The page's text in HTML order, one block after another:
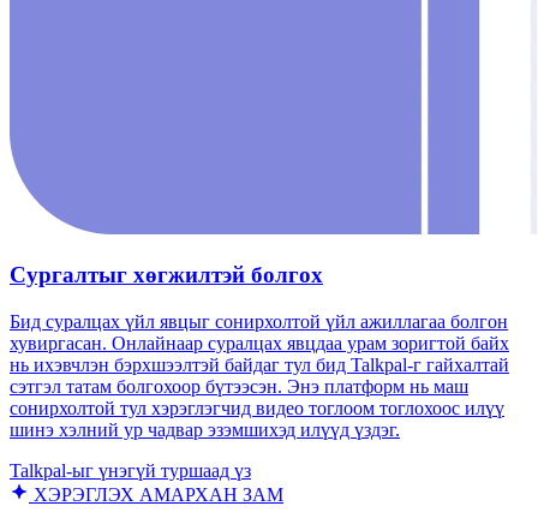
Сургалтыг хөгжилтэй болгох
Бид суралцах үйл явцыг сонирхолтой үйл ажиллагаа болгон
хувиргасан. Онлайнаар суралцах явцдаа урам зоригтой байх
нь ихэвчлэн бэрхшээлтэй байдаг тул бид Talkpal-г гайхалтай
сэтгэл татам болгохоор бүтээсэн. Энэ платформ нь маш
сонирхолтой тул хэрэглэгчид видео тоглоом тоглохоос илүү
шинэ хэлний ур чадвар эзэмшихэд илүүд үздэг.
Talkpal-ыг үнэгүй туршаад үз
ХЭРЭГЛЭХ АМАРХАН ЗАМ